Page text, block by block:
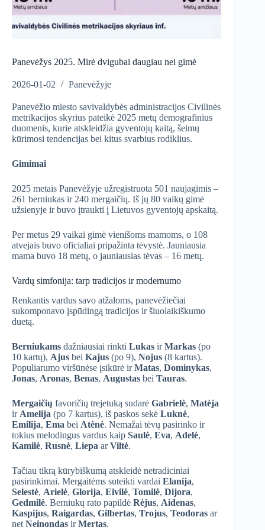
Panevėžys 2025. Mirė dvigubai daugiau nei gimė
2026-01-02 Panevėžyje
Panevėžio miesto savivaldybės administracijos Civilinės
metrikacijos skyrius pateikė 2025 metų demografinius
duomenis, kurie atskleidžia gyventojų kaitą, šeimų
kūrimosi tendencijas bei kitus svarbius rodiklius.
Gimimai
2025 metais Panevėžyje užregistruota 501 naujagimis –
261 berniukas ir 240 mergaičių. Iš jų 80 vaikų gimė
užsienyje ir buvo įtraukti į Lietuvos gyventojų apskaitą.
Per metus 29 vaikai gimė vienišoms mamoms, o 108
atvejais buvo oficialiai pripažinta tėvystė. Jauniausia
mama buvo 18 metų, o jauniausias tėvas – 16 metų.
Vardų simfonija: tarp tradicijos ir modernumo
Renkantis vardus savo atžaloms, panevėžiečiai
sukomponavo įspūdingą tradicijos ir šiuolaikiškumo
duetą.
Berniukams dažniausiai rinkti Lukas irMarkas (po
10 kartų), Ajus bei Kajus (po 9), Nojus (8 kartus).
Populiarumo viršūnėse įsikūrė irMatas, Dominykas,
Jonas, Aronas, Benas, Augustas bei Tauras.
Mergaičių favoričių trejetuką sudarė Gabrielė, Matėja
ir Amelija (po 7 kartus), iš paskos sekė Luknė,
Emilija, Ema bei Atėnė. Nemažai tėvų pasirinko ir
tokius melodingus vardus kaip Saulė, Eva, Adelė,
Kamilė, Rusnė, Liepa arViltė.
Tačiau tikrą kūrybiškumą atskleidė netradiciniai
pasirinkimai. Mergaitėms suteikti vardai Elanija,
Selestė, Arielė, Glorija, Eivilė, Tomilė, Dijora,
Gedmilė. Berniukų rato papildė Rėjus, Aidenas,
Kaspijus, Raigardas, Gilbertas, Trojus, Teodoras ar
net Neinondas irMertas.